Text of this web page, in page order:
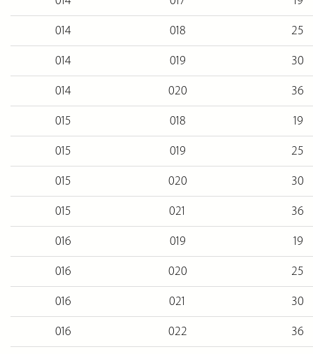
014 018 25
014 019 30
014 020 36
015 018 19
015 019 25
015 020 30
015 021 36
016 019 19
016 020 25
016 021 30
016 022 36